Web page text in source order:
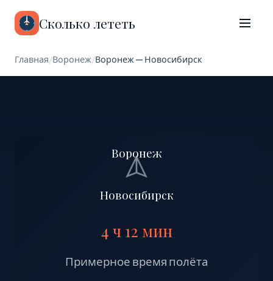
Сколько лететь
Главная/Воронеж/Воронеж — Новосибирск
Воронеж
Новосибирск
4 ч 12 мин
Примерное время полёта